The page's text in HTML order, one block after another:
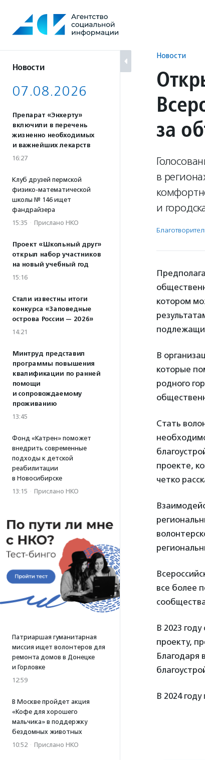
содержанию
Новости
07.08.2026
Препарат «Энхерту»
включили в перечень
жизненно необходимых
и важнейших лекарств
16:27
Клуб друзей пермской
физико-математической
школы № 146 ищет
фандрайзера
15:35 · Прислано НКО
Проект «Школьный друг»
открыл набор участников
на новый учебный год
15:16
Стали известны итоги
конкурса «Заповедные
острова России — 2026»
14:21
Минтруд представил
программы повышения
квалификации по ранней
помощи
и сопровождаемому
проживанию
13:45
Фонд «Катрен» поможет
внедрить современные
подходы к детской
реабилитации
в Новосибирске
13:15 · Прислано НКО
Патриаршая гуманитарная
миссия ищет волонтеров для
ремонта домов в Донецке
и Горловке
12:59
В Москве пройдет акция
«Кофе для хорошего
мальчика» в поддержку
бездомных животных
10:52 · Прислано НКО
Новости
за
в
и
котором
В
которые
родного
Стать
проекте,
четко
все более
В 2023
проекту,
Благодаря
В 2024